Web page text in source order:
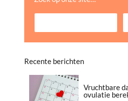
Recente berichten
Vruchtbare
ovulatie